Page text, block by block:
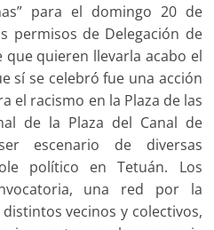
para el domingo 20 de
permisos de Delegación de
quieren llevarla acabo el
sí se celebró fue una acción
el racismo en la Plaza de las
de la Plaza del Canal de
escenario de diversas
político en Tetuán. Los
una red por la
vecinos y colectivos,